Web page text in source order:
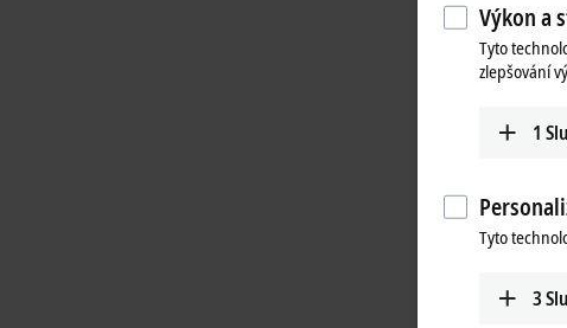
Výkon a
Tyto
zlepšování
1
Tyto
3